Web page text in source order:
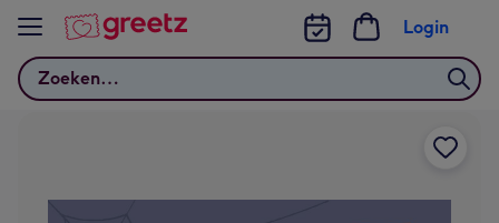
Bekijk meer
Zoeken
Login